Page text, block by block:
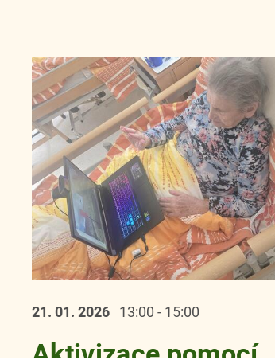
21. 01. 2026 13:00 - 15:00
Aktivizace pomocí